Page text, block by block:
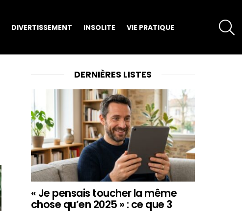
DIVERTISSEMENT INSOLITE VIE PRATIQUE
DERNIÈRES LISTES
« Je pensais toucher la même
chose qu’en 2025 » : ce que 3